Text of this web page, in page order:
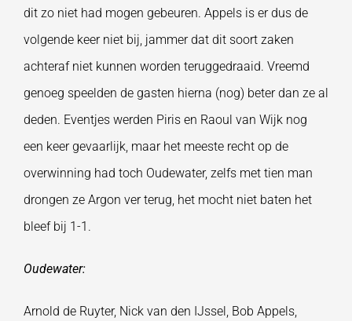
dit zo niet had mogen gebeuren. Appels is er dus de
volgende keer niet bij, jammer dat dit soort zaken
achteraf niet kunnen worden teruggedraaid. Vreemd
genoeg speelden de gasten hierna (nog) beter dan ze al
deden. Eventjes werden Piris en Raoul van Wijk nog
een keer gevaarlijk, maar het meeste recht op de
overwinning had toch Oudewater, zelfs met tien man
drongen ze Argon ver terug, het mocht niet baten het
bleef bij 1-1.
Oudewater:
Arnold de Ruyter, Nick van den IJssel, Bob Appels,